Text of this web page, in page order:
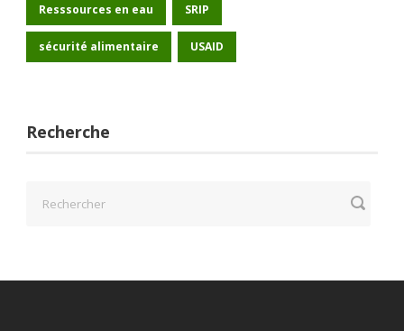
Resssources en eau SRIP
sécurité alimentaire USAID
Recherche